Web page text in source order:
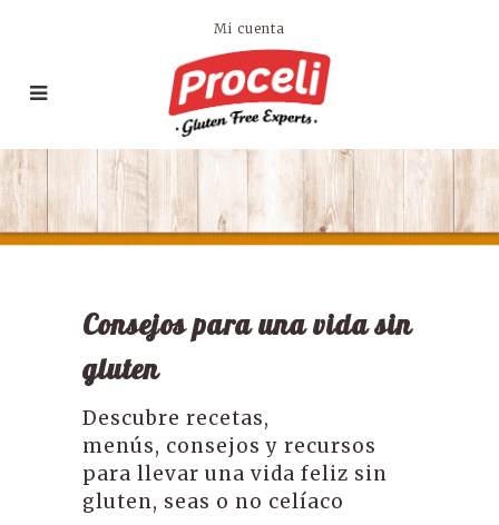
Mi cuenta
Consejos para una vida sin
gluten
Descubre recetas,
menús, consejos y recursos
para llevar una vida feliz sin
gluten, seas o no celíaco